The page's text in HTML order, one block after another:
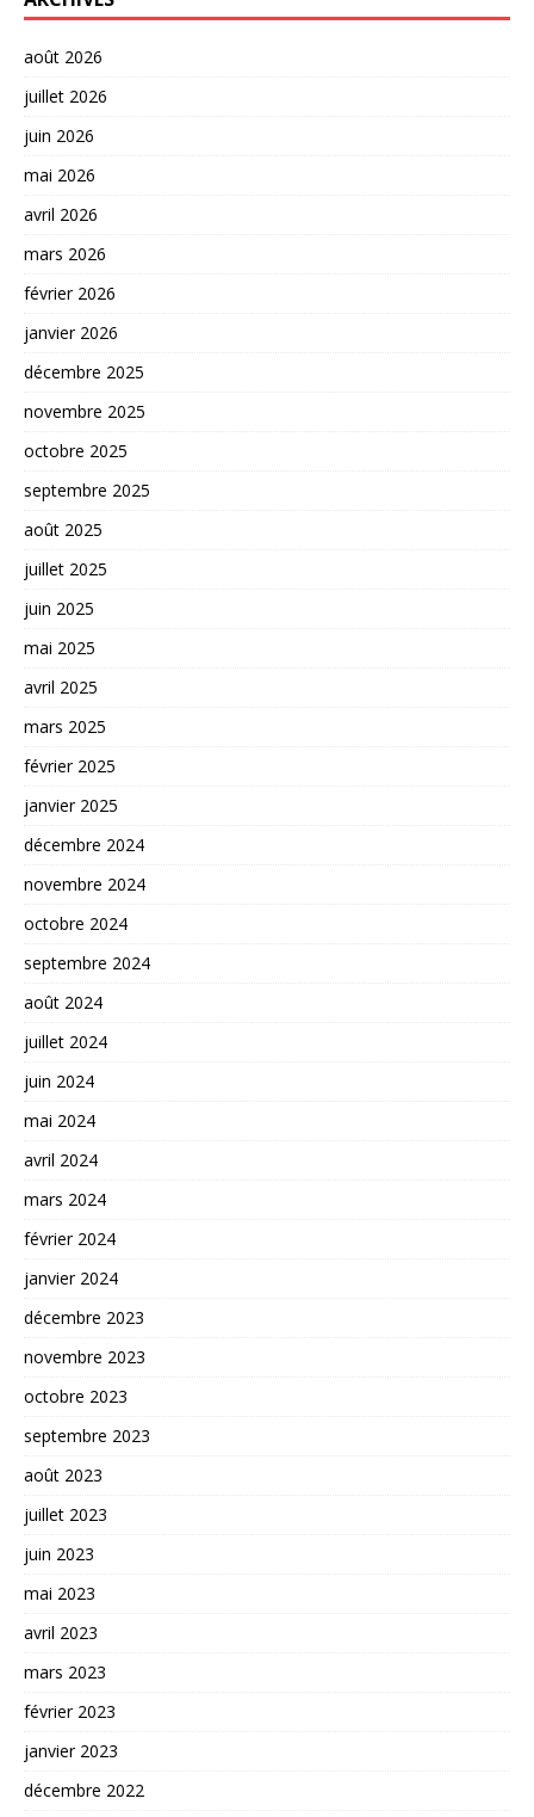
août 2026
juillet 2026
juin 2026
mai 2026
avril 2026
mars 2026
février 2026
janvier 2026
décembre 2025
novembre 2025
octobre 2025
septembre 2025
août 2025
juillet 2025
juin 2025
mai 2025
avril 2025
mars 2025
février 2025
janvier 2025
décembre 2024
novembre 2024
octobre 2024
septembre 2024
août 2024
juillet 2024
juin 2024
mai 2024
avril 2024
mars 2024
février 2024
janvier 2024
décembre 2023
novembre 2023
octobre 2023
septembre 2023
août 2023
juillet 2023
juin 2023
mai 2023
avril 2023
mars 2023
février 2023
janvier 2023
décembre 2022